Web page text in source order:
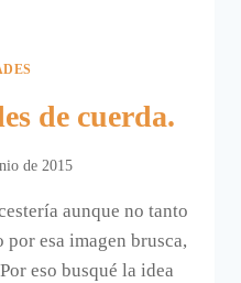
de cuerda.
de 2015
aunque no tanto
esa imagen brusca,
eso busqué la idea